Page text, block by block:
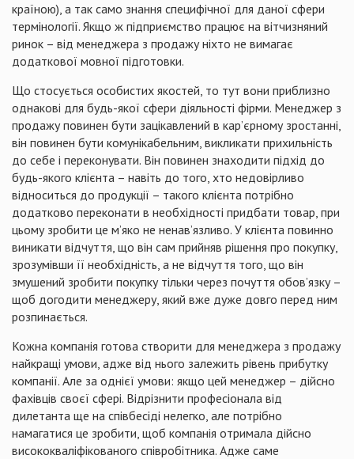
країною), а так само знання специфічної для даної сфери
термінології. Якщо ж підприємство працює на вітчизняний
ринок – від менеджера з продажу ніхто не вимагає
додаткової мовної підготовки.
Що стосується особистих якостей, то тут вони приблизно
однакові для будь-якої сфери діяльності фірми. Менеджер з
продажу повинен бути зацікавлений в кар’єрному зростанні,
він повинен бути комунікабельним, викликати прихильність
до себе і переконувати. Він повинен знаходити підхід до
будь-якого клієнта – навіть до того, хто недовірливо
відноситься до продукції – такого клієнта потрібно
додатково переконати в необхідності придбати товар, при
цьому зробити це м’яко не ненав’язливо. У клієнта повинно
виникати відчуття, що він сам прийняв рішення про покупку,
зрозумівши її необхідність, а не відчуття того, що він
змушений зробити покупку тільки через почуття обов’язку –
щоб догодити менеджеру, який вже дуже довго перед ним
розпинається.
Кожна компанія готова створити для менеджера з продажу
найкращі умови, адже від нього залежить рівень прибутку
компанії. Але за однієї умови: якщо цей менеджер – дійсно
фахівців своєї сфері. Відрізнити професіонала від
дилетанта ще на співбесіді нелегко, але потрібно
намагатися це зробити, щоб компанія отримала дійсно
висококваліфікованого співробітника. Адже саме